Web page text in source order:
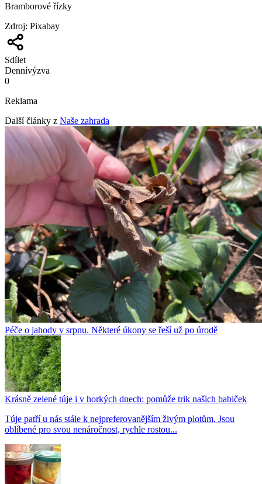
Bramborové řízky
Zdroj: Pixabay
Sdílet
Dennívýzva
0
Reklama
Další články z Naše zahrada
Péče o jahody v srpnu. Některé úkony se řeší už po úrodě
Krásně zelené túje i v horkých dnech: pomůže trik našich babiček
Túje patří u nás stále k nejpreferovanějším živým plotům. Jsou
oblíbené pro svou nenáročnost, rychle rostou...